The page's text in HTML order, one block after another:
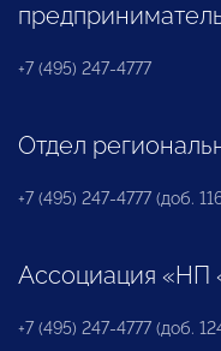
+7 (495) 247-4777
Отдел
+7 (495) 247-4777 (доб.
Ассоциация
+7 (495) 247-4777 (доб.